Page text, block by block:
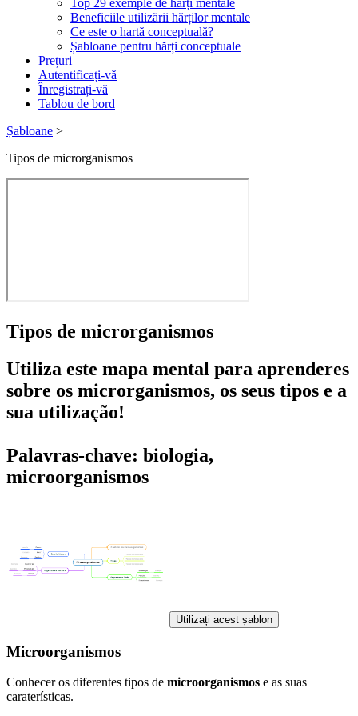
Top 29 exemple de hărți mentale
Beneficiile utilizării hărților mentale
Ce este o hartă conceptuală?
Șabloane pentru hărți conceptuale
Prețuri
Autentificați-vă
Înregistrați-vă
Tablou de bord
Șabloane >
Tipos de microrganismos
Tipos de microrganismos
Utiliza este mapa mental para aprenderes
sobre os microrganismos, os seus tipos e a
sua utilização!
Palavras-chave: biologia,
microorganismos
Utilizați acest șablon
Microorganismos
Conhecer os diferentes tipos de microorganismos e as suas
caraterísticas.